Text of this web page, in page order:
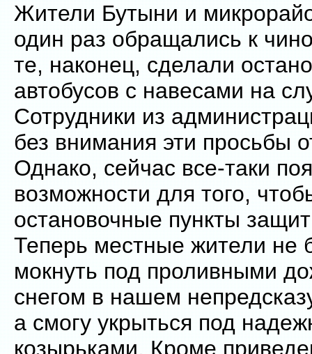
Жители Бутыни и
один раз обращались к
те, наконец, сделали
автобусов с навесами на
Сотрудники из
без внимания эти просьбы
Однако, сейчас все-таки
возможности для того,
остановочные пункты
Теперь местные жители не
мокнуть под проливными
снегом в нашем
а смогу укрыться под
козырьками. Кроме